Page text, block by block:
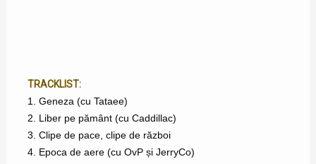
TRACKLIST:
1. Geneza (cu Tataee)
2. Liber pe pământ (cu Caddillac)
3. Clipe de pace, clipe de război
4. Epoca de aere (cu OvP și JerryCo)